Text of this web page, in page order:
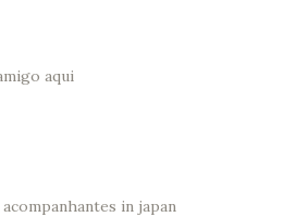
aqui
in japan